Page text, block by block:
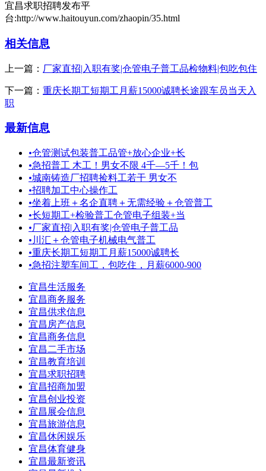
宜昌求职招聘发布平
台:http://www.haitouyun.com/zhaopin/35.html
相关信息
上一篇： 厂家直招|入职有奖|仓管电子普工品检物料|包吃包住
下一篇： 重庆长期工短期工月薪15000诚聘长途跟车员当天入
职
最新信息
•仓管测试包装普工品管+放心企业+长
•急招普工 木工！男女不限 4千—5千！包
•城南铸造厂招聘捡料工若干 男女不
•招聘加工中心操作工
•坐着上班＋名企直聘＋无需经验＋仓管普工
•长短期工+检验普工仓管电子组装+当
•厂家直招|入职有奖|仓管电子普工品
• 川汇＋仓管电子机械电气普工
•重庆长期工短期工月薪15000诚聘长
•急招注塑车间工，包吃住，月薪6000-900
宜昌生活服务
宜昌商务服务
宜昌供求信息
宜昌房产信息
宜昌商务信息
宜昌二手市场
宜昌教育培训
宜昌求职招聘
宜昌招商加盟
宜昌创业投资
宜昌展会信息
宜昌旅游信息
宜昌休闲娱乐
宜昌体育健身
宜昌最新资讯